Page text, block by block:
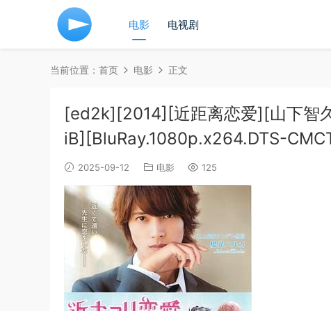
电影 电视剧
当前位置： 首页 电影 正文
[ed2k][2014][近距离恋爱][山下智
iB][BluRay.1080p.x264.DTS-
2025-09-12 电影 125